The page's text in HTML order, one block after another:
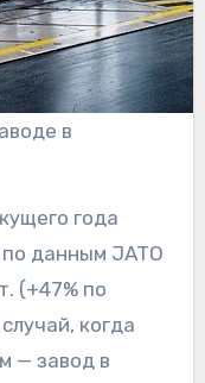
в
года
данным JATO
(+47% по
когда
— завод в